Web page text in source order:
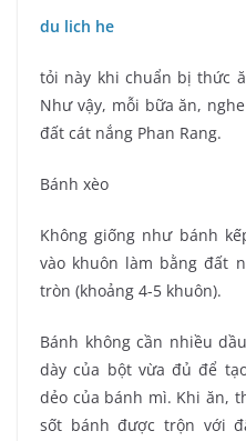
du lich he
tỏi này khi chuẩn bị thức
Như vậy, mỗi bữa ăn,
đất cát nắng Phan Rang.
Bánh xèo
Không giống như bánh
vào khuôn làm bằng đất
tròn (khoảng 4-5 khuôn).
Bánh không cần nhiều
dày của bột vừa đủ để
dẻo của bánh mì. Khi ăn,
sốt bánh được trộn với